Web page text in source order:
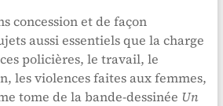
concession et de façon
aussi essentiels que la charge
policières, le travail, le
les violences faites aux femmes,
tome de la bande-dessinée Un